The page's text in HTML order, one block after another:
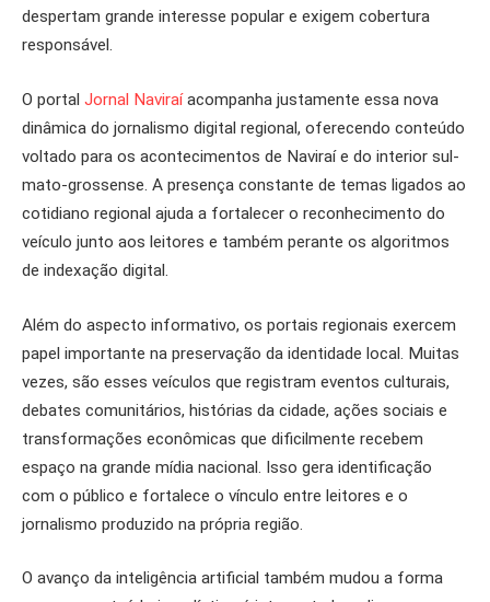
despertam grande interesse popular e exigem cobertura
responsável.
O portal Jornal Naviraíacompanha justamente essa nova
dinâmica do jornalismo digital regional, oferecendo conteúdo
voltado para os acontecimentos de Naviraí e do interior sul-
mato-grossense. A presença constante de temas ligados ao
cotidiano regional ajuda a fortalecer o reconhecimento do
veículo junto aos leitores e também perante os algoritmos
de indexação digital.
Além do aspecto informativo, os portais regionais exercem
papel importante na preservação da identidade local. Muitas
vezes, são esses veículos que registram eventos culturais,
debates comunitários, histórias da cidade, ações sociais e
transformações econômicas que dificilmente recebem
espaço na grande mídia nacional. Isso gera identificação
com o público e fortalece o vínculo entre leitores e o
jornalismo produzido na própria região.
O avanço da inteligência artificial também mudou a forma